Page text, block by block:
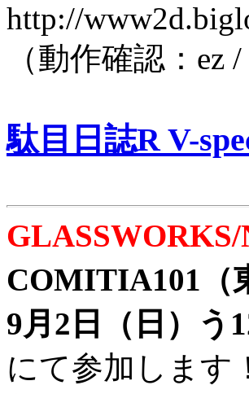
http://
（動作確認：ez
駄目日誌R V-
COMITIA101（
9月2日（日）う
にて参加します